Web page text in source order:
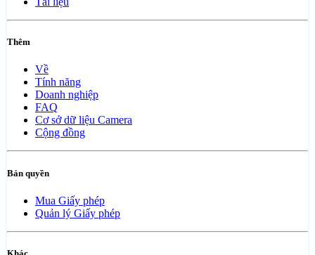
Thêm
Về
Tính năng
Doanh nghiệp
FAQ
Cơ sở dữ liệu Camera
Cộng đồng
Bản quyền
Mua Giấy phép
Quản lý Giấy phép